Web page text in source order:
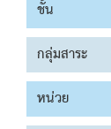
ชั้น
กลุ่มสาระ
หน่วย